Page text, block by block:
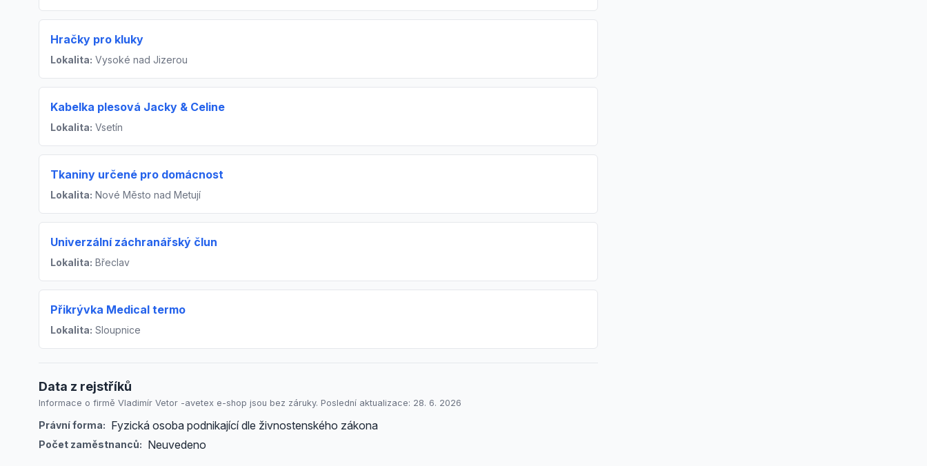
Hračky pro kluky
Lokalita: Vysoké nad Jizerou
Kabelka plesová Jacky & Celine
Lokalita: Vsetín
Tkaniny určené pro domácnost
Lokalita: Nové Město nad Metují
Univerzální záchranářský člun
Lokalita: Břeclav
Přikrývka Medical termo
Lokalita: Sloupnice
Data z rejstříků
Informace o firmě Vladimír Vetor -avetex e-shop jsou bez záruky. Poslední aktualizace: 28. 6. 2026
Právní forma: Fyzická osoba podnikající dle živnostenského zákona
Počet zaměstnanců: Neuvedeno